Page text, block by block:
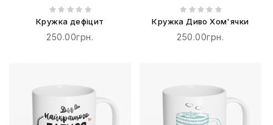
Кружка дефіцит
250.00грн.
Кружка Диво Хом'ячки
250.00грн.